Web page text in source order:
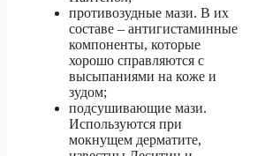
противозудные мази. В их
составе – антигистаминные
компоненты, которые
хорошо справляются с
высыпаниями на коже и
зудом;
подсушивающие мази.
Используются при
мокнущем дерматите,